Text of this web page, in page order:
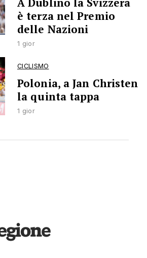
è terza nel Premio
delle Nazioni
1 gior
CICLISMO
Polonia, a Jan Christen
la quinta tappa
1 gior